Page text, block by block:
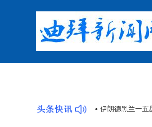
州”主题活动 伊朗德黑兰一五